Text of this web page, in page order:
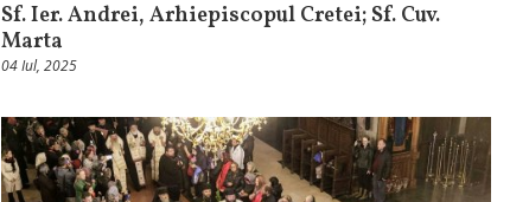
Sf. Ier. Andrei, Arhiepiscopul Cretei; Sf. Cuv.
Marta
04 Iul, 2025